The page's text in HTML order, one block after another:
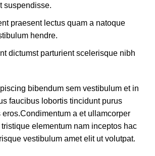
suspendisse.
praesent lectus quam a natoque
hendre.
dictumst parturient scelerisque nibh
bibendum sem vestibulum et in
faucibus lobortis tincidunt purus
eros.Condimentum a et ullamcorper
elementum nam inceptos hac
vestibulum amet elit ut volutpat.